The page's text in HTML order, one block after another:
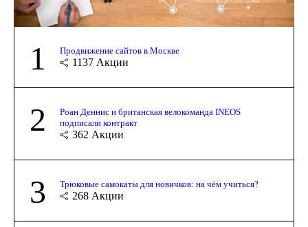
1 Продвижение сайтов в Москве
1137 Акции
2
Роан Деннис и британская велокоманда INEOS
подписали контракт
362 Акции
3 Трюковые самокаты для новичков: на чём учиться?
268 Акции